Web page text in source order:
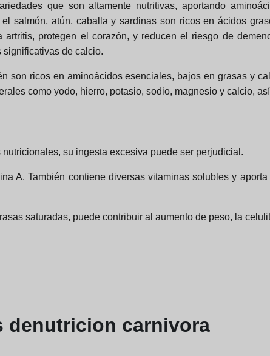
que son altamente nutritivas, aportando
salmón, atún, caballa y sardinas son ricos en ácidos
protegen el corazón, y reducen el riesgo de
significativas de calcio.
son ricos en aminoácidos esenciales, bajos en grasas y
como yodo, hierro, potasio, sodio, magnesio y calcio,
su ingesta excesiva puede ser perjudicial.
A. También contiene diversas vitaminas solubles y
saturadas, puede contribuir al aumento de peso, la
denutricion carnivora